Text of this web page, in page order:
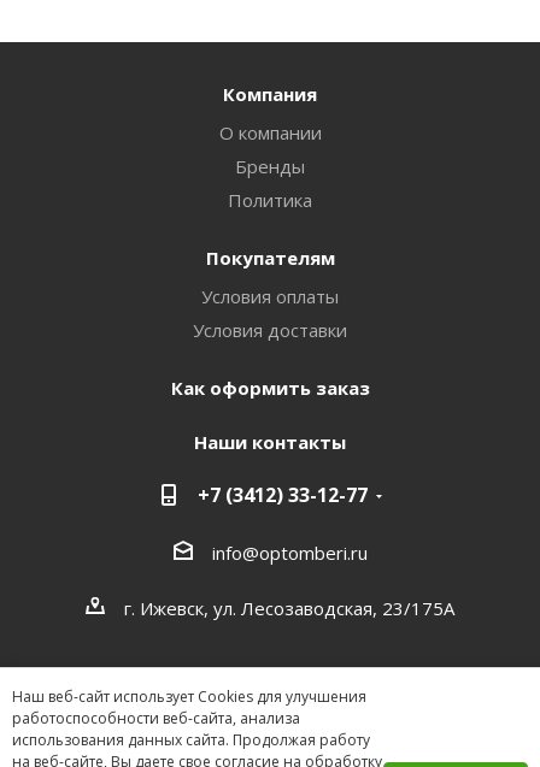
Наш веб-сайт использует Cookies для улучшения
работоспособности веб-сайта, анализа
использования данных сайта. Продолжая работу
на веб-сайте, Вы даете свое согласие на обработку
Компания
О компании
Бренды
Политика
Покупателям
Условия оплаты
Условия доставки
Как оформить заказ
Наши контакты
+7 (3412) 33-12-77
info@optomberi.ru
г. Ижевск, ул. Лесозаводская, 23/175А